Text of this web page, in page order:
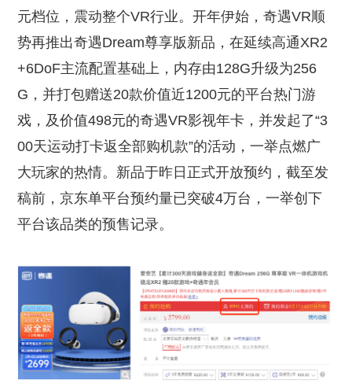
元档位，震动整个VR行业。开年伊始，奇遇VR顺
势再推出奇遇Dream尊享版新品，在延续高通XR2
+6DoF主流配置基础上，内存由128G升级为256
G，并打包赠送20款价值近1200元的平台热门游
戏，及价值498元的奇遇VR影视年卡，并发起了“3
00天运动打卡返全部购机款”的活动，一举点燃广
大玩家的热情。新品于昨日正式开放预约，截至发
稿前，京东单平台预约量已突破4万台，一举创下
平台该品类的预售记录。